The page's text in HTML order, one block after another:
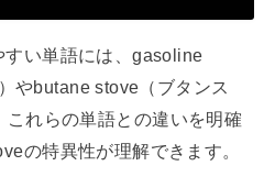
い単語には、gasoline
やbutane stove（ブタンス
これらの単語との違いを明確
の特異性が理解できます。